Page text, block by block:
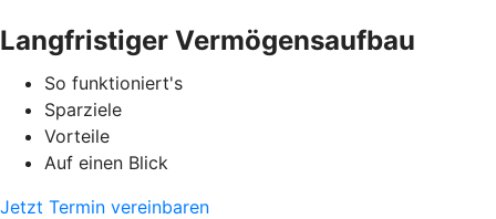
Langfristiger Vermögensaufbau
So funktioniert's
Sparziele
Vorteile
Auf einen Blick
Jetzt Termin vereinbaren